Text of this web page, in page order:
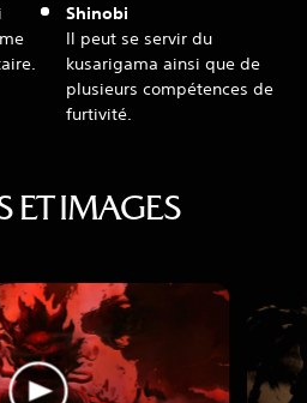
Shinobi
Il peut se servir du
kusarigama ainsi que de
plusieurs compétences de
furtivité.
ET IMAGES